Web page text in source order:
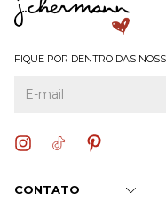
FIQUE POR DENTRO DAS
CONTATO